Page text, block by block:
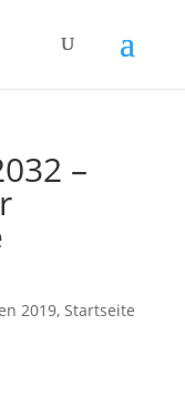
–
2019, Startseite